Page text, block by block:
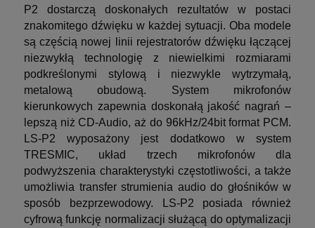
P2 dostarczą doskonałych rezultatów w postaci
znakomitego dźwięku w każdej sytuacji. Oba modele
są częścią nowej linii rejestratorów dźwięku łączącej
niezwykłą technologię z niewielkimi rozmiarami
podkreślonymi stylową i niezwykle wytrzymałą,
metalową obudową. System mikrofonów
kierunkowych zapewnia doskonałą jakość nagrań –
lepszą niż CD-Audio, aż do 96kHz/24bit format PCM.
LS-P2 wyposażony jest dodatkowo w system
TRESMIC, układ trzech mikrofonów dla
podwyższenia charakterystyki częstotliwości, a także
umożliwia transfer strumienia audio do głośników w
sposób bezprzewodowy. LS-P2 posiada również
cyfrową funkcję normalizacji służącą do optymalizacji